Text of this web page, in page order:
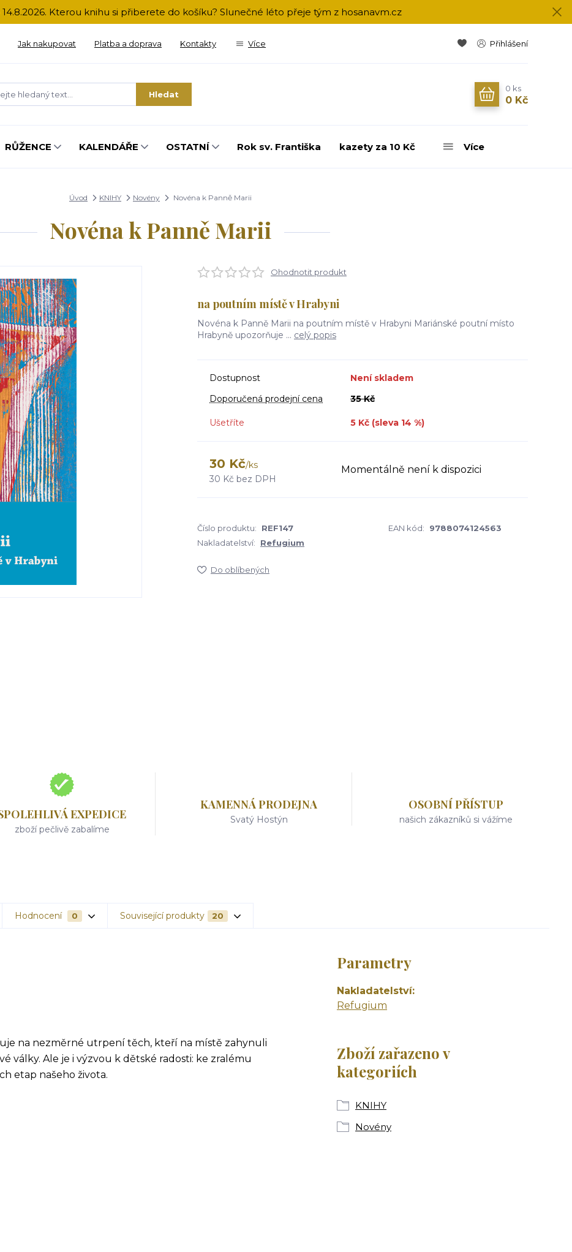
Kterou knihu si přiberete do košíku? Slunečné léto přeje tým z hosanavm.cz
Jak nakupovat Platba a doprava Kontakty Více Přihlášení
Hledat
0 ks
0 Kč
RŮŽENCE KALENDÁŘE OSTATNÍ Rok sv. Františka kazety za 10 Kč Více
Úvod KNIHY Novény Novéna k Panně Marii
Novéna k Panně Marii
Ohodnotit produkt
na poutním místě v Hrabyni
Novéna k Panně Marii na poutním místě v Hrabyni Mariánské poutní místo
Hrabyně upozorňuje ... celý popis
Dostupnost
Není skladem
Doporučená prodejní cena
35 Kč
Ušetříte 5 Kč (sleva 14 %)
30 Kč/ks
30 Kč bez DPH
Momentálně není k dispozici
Číslo produktu: REF147 EAN kód:
9788074124563
Nakladatelství:
Refugium
Do oblíbených
EXPEDICE
zboží pečlivě zabalíme
KAMENNÁ PRODEJNA
Svatý Hostýn
OSOBNÍ PŘÍSTUP
našich zákazníků si vážíme
Hodnocení 0 Související produkty 20
na nezměrné utrpení těch, kteří na místě zahynuli
války. Ale je i výzvou k dětské radosti: ke zralému
etap našeho života.
Parametry
Nakladatelství
Refugium
Zboží zařazeno v
kategoriích
KNIHY
Novény